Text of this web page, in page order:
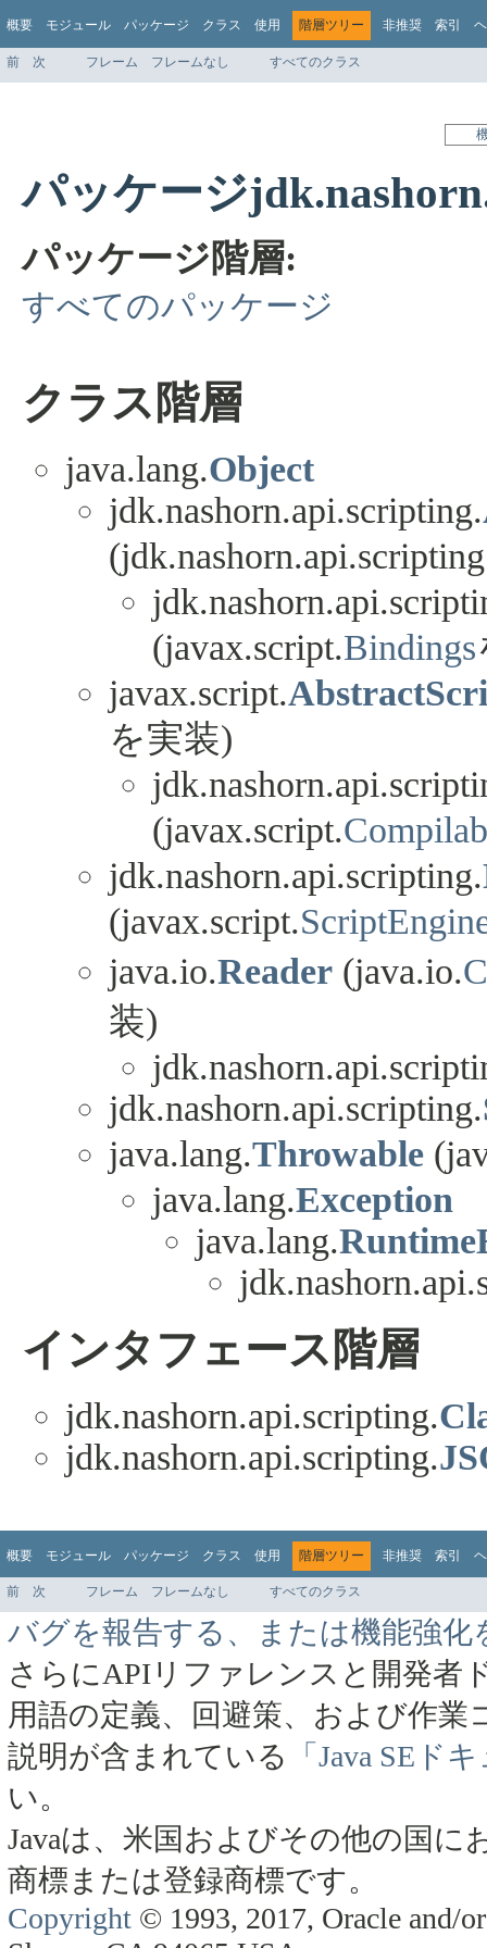
概要 モジュール パッケージ クラス 使用 階層ツリー 非推奨 索引
前 次 フレーム フレームなし すべてのクラス
パッケージ
パッケージ階層:
すべてのパッケージ
クラス階層
java.lang.Object
jdk.nashorn.api.scripting.
(javax.script.Bindings
javax.script.
を実装)
(javax.script.
jdk.nashorn.api.scripting.
(javax.script.
java.io.Reader (java.io.
装)
jdk.nashorn.api.scripting.
java.lang.Throwable
java.lang.Exception
java.lang.
インタフェース階層
jdk.nashorn.api.scripting.
jdk.nashorn.api.scripting.
概要 モジュール パッケージ クラス 使用 階層ツリー 非推奨 索引
前 次 フレーム フレームなし すべてのクラス
バグを報告する、または機能強化
さらにAPIリファレンスと開発者
用語の定義、回避策、および作
説明が含まれている
「Java SEド
い。
Javaは、米国およびその他の国に
商標または登録商標です。
Copyright © 1993, 2017, Oracle and/